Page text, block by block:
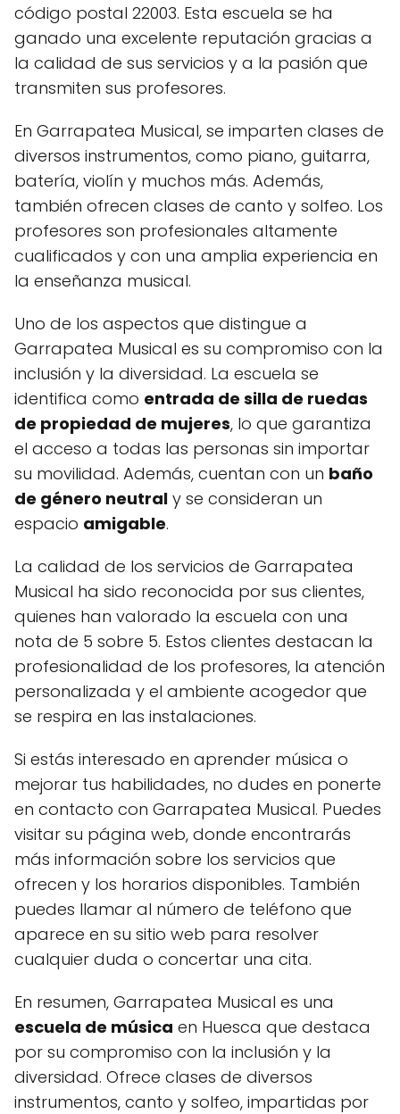
código postal 22003. Esta escuela se ha
ganado una excelente reputación gracias a
la calidad de sus servicios y a la pasión que
transmiten sus profesores.
En Garrapatea Musical, se imparten clases de
diversos instrumentos, como piano, guitarra,
batería, violín y muchos más. Además,
también ofrecen clases de canto y solfeo. Los
profesores son profesionales altamente
cualificados y con una amplia experiencia en
la enseñanza musical.
Uno de los aspectos que distingue a
Garrapatea Musical es su compromiso con la
inclusión y la diversidad. La escuela se
identifica como entrada de silla de ruedas
de propiedad de mujeres, lo que garantiza
el acceso a todas las personas sin importar
su movilidad. Además, cuentan con un baño
de género neutral y se consideran un
espacio amigable.
La calidad de los servicios de Garrapatea
Musical ha sido reconocida por sus clientes,
quienes han valorado la escuela con una
nota de 5 sobre 5. Estos clientes destacan la
profesionalidad de los profesores, la atención
personalizada y el ambiente acogedor que
se respira en las instalaciones.
Si estás interesado en aprender música o
mejorar tus habilidades, no dudes en ponerte
en contacto con Garrapatea Musical. Puedes
visitar su página web, donde encontrarás
más información sobre los servicios que
ofrecen y los horarios disponibles. También
puedes llamar al número de teléfono que
aparece en su sitio web para resolver
cualquier duda o concertar una cita.
En resumen, Garrapatea Musical es una
escuela de música en Huesca que destaca
por su compromiso con la inclusión y la
diversidad. Ofrece clases de diversos
instrumentos, canto y solfeo, impartidas por